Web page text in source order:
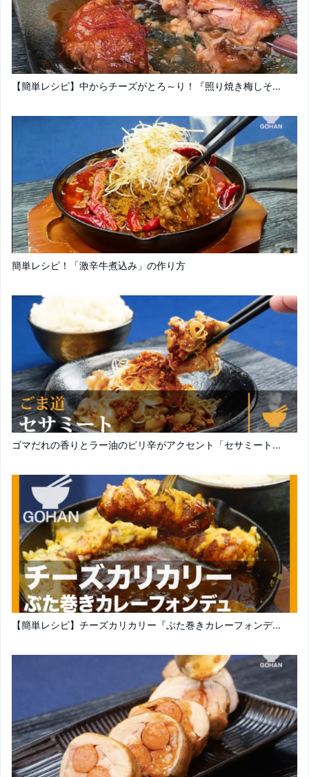
【簡単レシピ】中からチーズがとろ～り！『照り焼き梅しそ...
簡単レシピ！「激辛牛煮込み」の作り方
ゴマだれの香りとラー油のピリ辛がアクセント「セサミート...
【簡単レシピ】チーズカリカリー『ぶた巻きカレーフォンデ...